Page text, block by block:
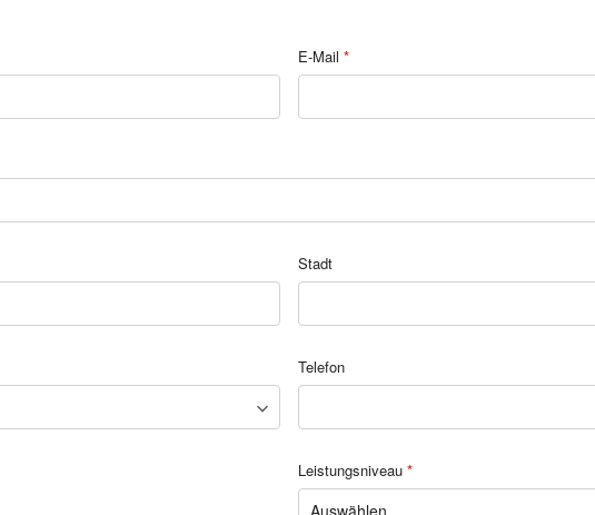
E-Mail *
Stadt
Telefon
Leistungsniveau *